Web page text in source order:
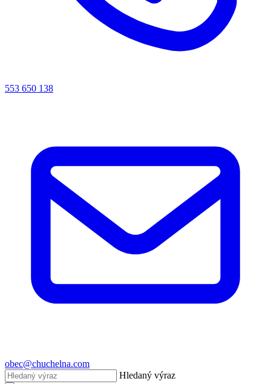
553 650 138
obec@chuchelna.com
Hledaný výraz